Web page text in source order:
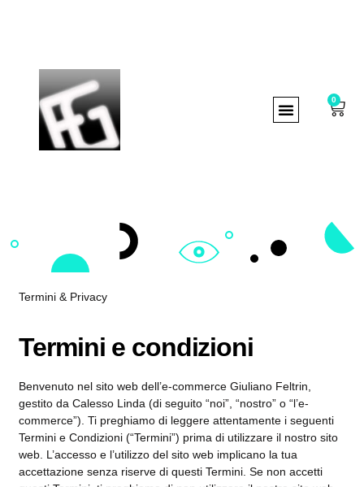
0
Termini & Privacy
Termini e condizioni
Benvenuto nel sito web dell’e-commerce Giuliano Feltrin,
gestito da Calesso Linda (di seguito “noi”, “nostro” o “l’e-
commerce”). Ti preghiamo di leggere attentamente i seguenti
Termini e Condizioni (“Termini”) prima di utilizzare il nostro sito
web. L’accesso e l’utilizzo del sito web implicano la tua
accettazione senza riserve di questi Termini. Se non accetti